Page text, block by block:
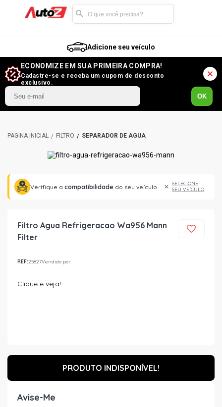
Adicione seu veículo
ECONOMIZE EM SUA PRIMEIRA COMPRA!
Cadastre-se e receba um cupom de desconto
exclusivo.
OK
FILTRO SEPARADOR DE ÁGUA
Verifique a compatibilidade do seu veículo
SELECIONE
SEU VEÍCULO
Filtro Agua Refrigeracao Wa956 Mann
Filter
REF:25827Vendido por:
Clique e veja!
PRODUTO INDISPONÍVEL!
Avise-Me